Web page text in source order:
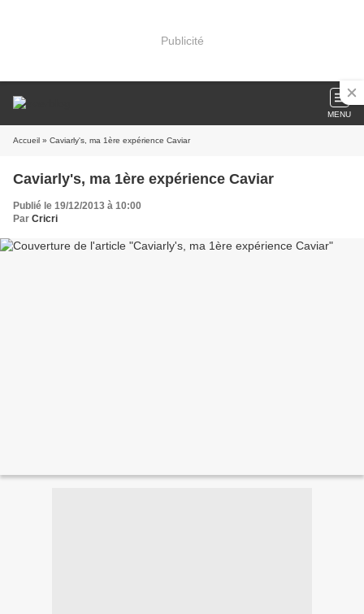
Publicité
MENU
Accueil » Caviarly's, ma 1ère expérience Caviar
Caviarly's, ma 1ère expérience Caviar
Publié le 19/12/2013 à 10:00
Par Cricri